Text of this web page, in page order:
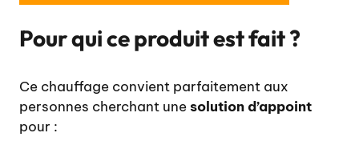
Pour qui ce produit est fait ?
Ce chauffage convient parfaitement aux
personnes cherchant une solution d’appoint
pour :